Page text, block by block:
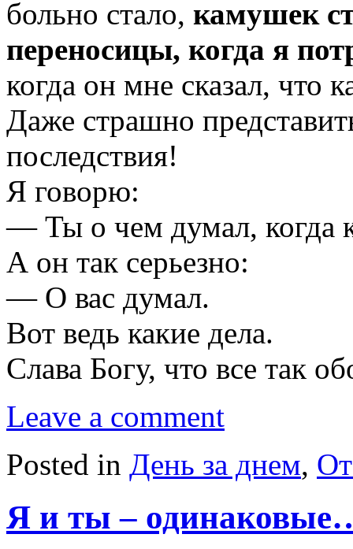
больно стало, камушек
переносицы, когда я
когда он мне сказал, что
Даже страшно
последствия!
Я говорю:
— Ты о чем думал, когда
А он так серьезно:
— О вас думал.
Вот ведь какие дела.
Слава Богу, что все так
Leave a comment
Posted in День за днем,
Я и ты –